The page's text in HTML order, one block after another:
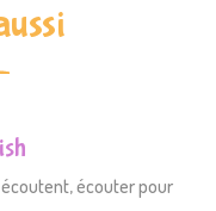
écouter pour